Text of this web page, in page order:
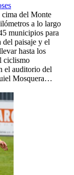
cima del Monte
a lo largo
municipios para
del paisaje y el
hasta los
ciclismo
el auditorio del
Mosquera…